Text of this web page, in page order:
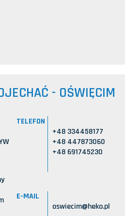
- OŚWIĘCIM
TELEFON
+48 334458177
+48 447873060
+48 691745230
E-MAIL
oswiecim@heko.pl